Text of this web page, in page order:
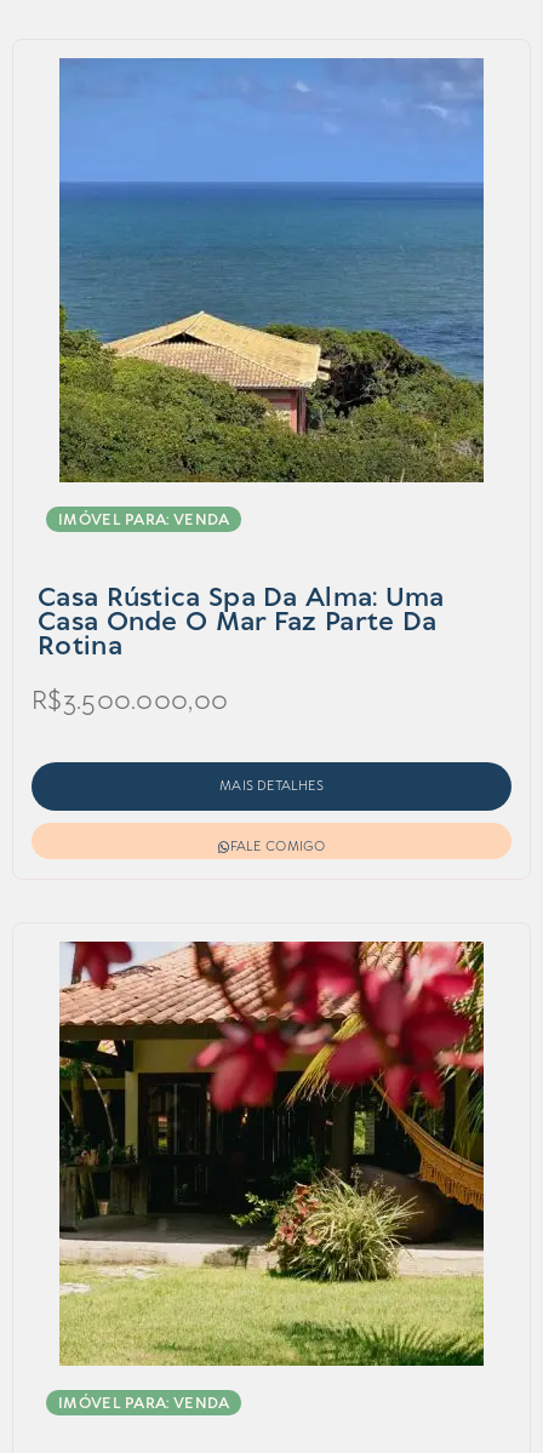
IMÓVEL PARA: VENDA
Casa Rústica Spa Da Alma: Uma
Casa Onde O Mar Faz Parte Da
Rotina
R$3.500.000,00
MAIS DETALHES
FALE COMIGO
IMÓVEL PARA: VENDA